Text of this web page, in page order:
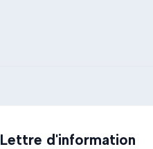
Lettre d'information